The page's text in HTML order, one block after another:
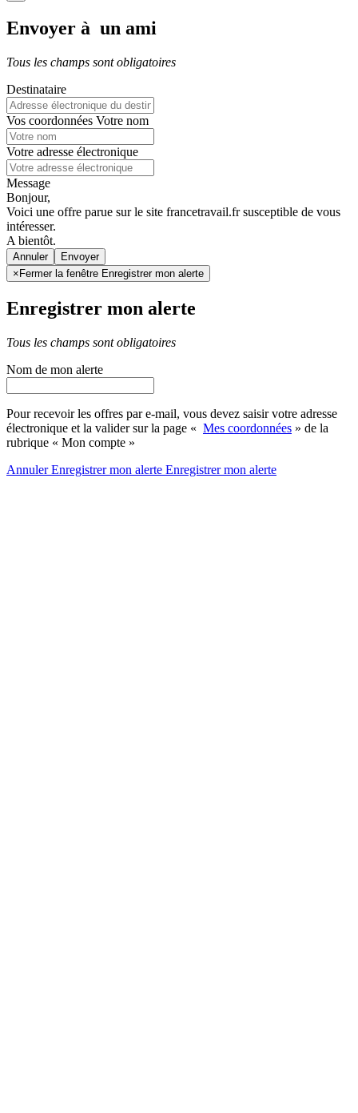
Envoyer à un ami
Tous les champs sont obligatoires
Destinataire
Vos coordonnées Votre nom
Votre adresse électronique
Message
Bonjour,
Voici une offre parue sur le site francetravail.fr susceptible de vous
intéresser.
A bientôt.
Annuler
× Fermer la fenêtre Enregistrer mon alerte
Enregistrer mon alerte
Tous les champs sont obligatoires
Nom de mon alerte
Pour recevoir les offres par e-mail, vous devez saisir votre adresse
électronique et la valider sur la page « Mes coordonnées » de la
rubrique « Mon compte »
AnnulerEnregistrer mon alerte Enregistrermon alerte